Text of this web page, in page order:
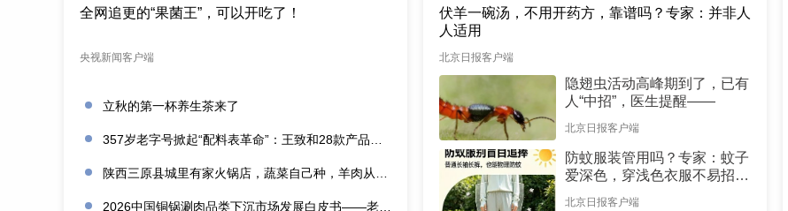
全网追更的“果菌王”，可以开吃了！
央视新闻客户端
立秋的第一杯养生茶来了
伏羊一碗汤，不用开药方，靠谱吗？专家：并非人
人适用
北京日报客户端
隐翅虫活动高峰期到了，已有
人“中招”，医生提醒——
北京日报客户端
防蚊服装管用吗？专家：蚊子
爱深色，穿浅色衣服不易招蚊
北京日报客户端